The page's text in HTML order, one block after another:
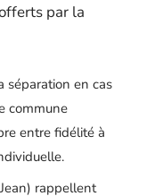
par la
séparation en cas
commune
entre fidélité à
rappellent